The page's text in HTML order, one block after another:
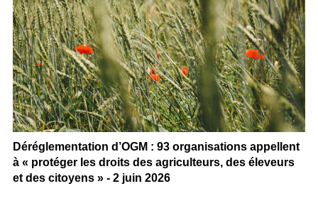
Déréglementation d’OGM : 93 organisations appellent
à « protéger les droits des agriculteurs, des éleveurs
et des citoyens » - 2 juin 2026